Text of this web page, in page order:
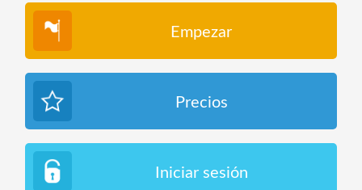
Empezar
Precios
Iniciar sesión